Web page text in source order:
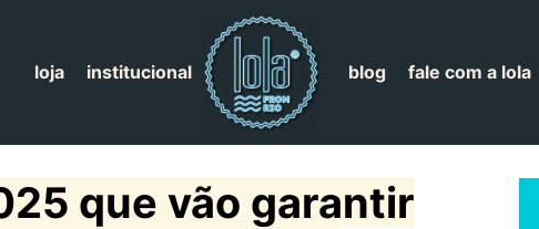
loja institucional blog fale com a lola
que vão garantir